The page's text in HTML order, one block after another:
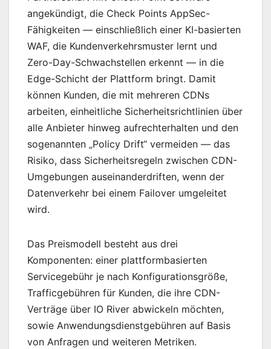
angekündigt, die Check Points AppSec-
Fähigkeiten — einschließlich einer KI-basierten
WAF, die Kundenverkehrsmuster lernt und
Zero-Day-Schwachstellen erkennt — in die
Edge-Schicht der Plattform bringt. Damit
können Kunden, die mit mehreren CDNs
arbeiten, einheitliche Sicherheitsrichtlinien über
alle Anbieter hinweg aufrechterhalten und den
sogenannten „Policy Drift“ vermeiden — das
Risiko, dass Sicherheitsregeln zwischen CDN-
Umgebungen auseinanderdriften, wenn der
Datenverkehr bei einem Failover umgeleitet
wird.
Das Preismodell besteht aus drei
Komponenten: einer plattformbasierten
Servicegebühr je nach Konfigurationsgröße,
Trafficgebühren für Kunden, die ihre CDN-
Verträge über IO River abwickeln möchten,
sowie Anwendungsdienstgebühren auf Basis
von Anfragen und weiteren Metriken.